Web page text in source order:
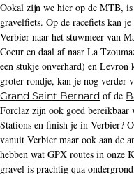
Ookal zijn we hier op de MTB,
gravelfiets. Op de racefiets kan
Verbier naar het stuwmeer van
Coeur en daal af naar La
een stukje onverhard) en
groter rondje, kan je nog verder
Grand Saint Bernard of de
Forclaz zijn ook goed
Stations en finish je in Verbier?
vanuit Verbier maar ook aan de
hebben wat GPX routes in onze
gravel is prachtig qua